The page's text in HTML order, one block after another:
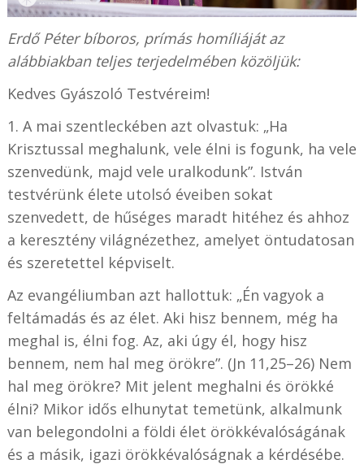
Erdő Péter bíboros, prímás homíliáját az
alábbiakban teljes terjedelmében közöljük:
Kedves Gyászoló Testvéreim!
1. A mai szentleckében azt olvastuk: „Ha
Krisztussal meghalunk, vele élni is fogunk, ha vele
szenvedünk, majd vele uralkodunk”. István
testvérünk élete utolsó éveiben sokat
szenvedett, de hűséges maradt hitéhez és ahhoz
a keresztény világnézethez, amelyet öntudatosan
és szeretettel képviselt.
Az evangéliumban azt hallottuk: „Én vagyok a
feltámadás és az élet. Aki hisz bennem, még ha
meghal is, élni fog. Az, aki úgy él, hogy hisz
bennem, nem hal meg örökre”. (Jn 11,25–26) Nem
hal meg örökre? Mit jelent meghalni és örökké
élni? Mikor idős elhunytat temetünk, alkalmunk
van belegondolni a földi élet örökkévalóságának
és a másik, igazi örökkévalóságnak a kérdésébe.